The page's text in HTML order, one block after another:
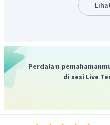
Perdalam
di sesi Live